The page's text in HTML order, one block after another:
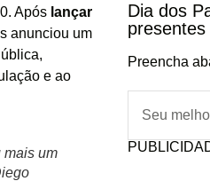
Após lançar
anunciou um
e ao
mais um
Dia dos
Preencha